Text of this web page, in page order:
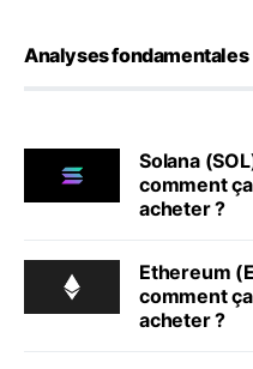
Analyses fondamentales
Solana
comment
acheter ?
Ethereum
comment
acheter ?